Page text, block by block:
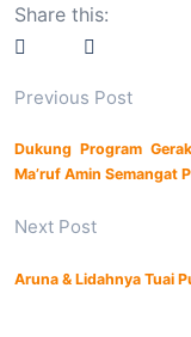
Share this:
Previous Post
Dukung Program
Ma’ruf Amin Semangat
Next Post
Aruna & Lidahnya Tuai